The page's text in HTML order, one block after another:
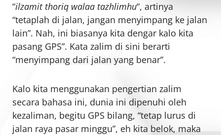
“ilzamit thoriq walaa tazhlimhu“, artinya
“tetaplah di jalan, jangan menyimpang ke jalan
lain”. Nah, ini biasanya kita dengar kalo kita
pasang GPS”. Kata zalim di sini berarti
“menyimpang dari jalan yang benar”.
Kalo kita menggunakan pengertian zalim
secara bahasa ini, dunia ini dipenuhi oleh
kezaliman, begitu GPS bilang, “tetap lurus di
jalan raya pasar minggu”, eh kita belok, maka